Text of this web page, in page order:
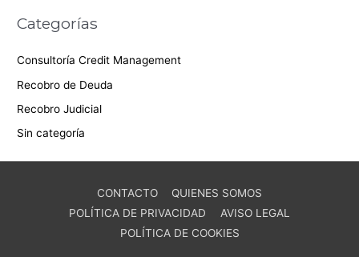
Categorías
Consultoría Credit Management
Recobro de Deuda
Recobro Judicial
Sin categoría
CONTACTO
QUIENES SOMOS
POLÍTICA DE PRIVACIDAD
AVISO LEGAL
POLÍTICA DE COOKIES